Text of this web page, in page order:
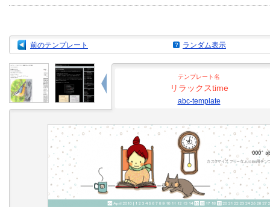
前のテンプレート ランダム表示
テンプレート名
リラックスtime
abc-template